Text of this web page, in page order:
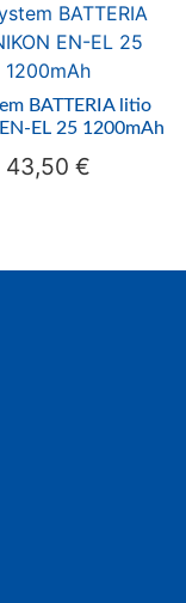
BATTERIA litio
EL 25 1200mAh
43,50 €